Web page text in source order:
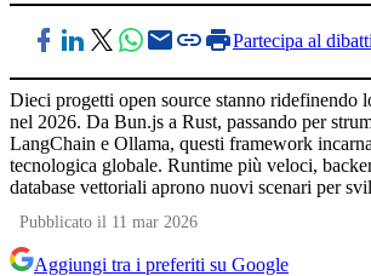
Partecipa al
Dieci progetti open source stanno ridefinendo
nel 2026. Da Bun.js a Rust, passando per
LangChain e Ollama, questi framework
tecnologica globale. Runtime più veloci,
database vettoriali aprono nuovi scenari per
Pubblicato il 11 mar 2026
Aggiungi tra i preferiti su Google